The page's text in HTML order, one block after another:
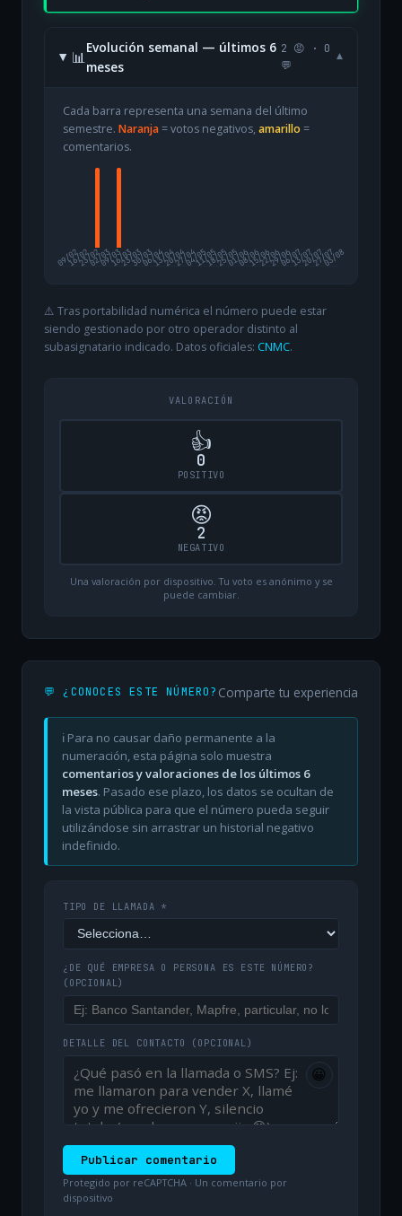
📊
Evolución semanal — últimos 6
meses
2 😡 · 0
💬
▾
Cada barra representa una semana del último
semestre. Naranja= votos negativos, amarillo =
comentarios.
09/02
16/0223/0202/0309/0316/0323/0330/0306/0413/0420/0427/0404/0511/0518/0525/0501/0608/0615/0622/0629/0606/0713/0720/0727/07
03/08
⚠️ Tras portabilidad numérica el número puede estar
siendo gestionado por otro operador distinto al
subasignatario indicado. Datos oficiales: CNMC.
VALORACIÓN
👍
0
POSITIVO
😡
2
NEGATIVO
Una valoración por dispositivo. Tu voto es anónimo y se
puede cambiar.
💬 ¿CONOCES ESTE NÚMERO? Comparte tu experiencia
ℹ️ Para no causar daño permanente a la
numeración, esta página solo muestra
comentarios y valoraciones de los últimos 6
meses. Pasado ese plazo, los datos se ocultan de
la vista pública para que el número pueda seguir
utilizándose sin arrastrar un historial negativo
indefinido.
TIPO DE LLAMADA *
¿DE QUÉ EMPRESA O PERSONA ES ESTE NÚMERO?
(OPCIONAL)
DETALLE DEL CONTACTO (OPCIONAL)
😀
Publicar comentario
Protegido por reCAPTCHA · Un comentario por
dispositivo